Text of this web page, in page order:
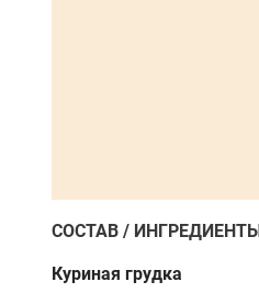
СОСТАВ / ИНГРЕДИЕНТЫ
Куриная грудка